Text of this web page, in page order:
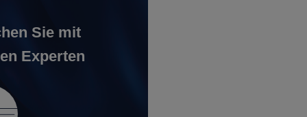
Sie mit
Experten